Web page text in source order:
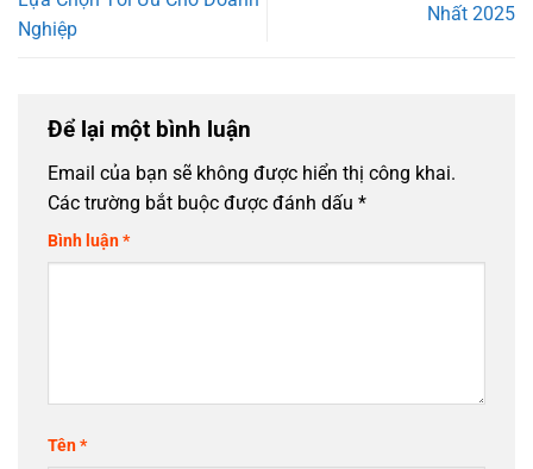
Nghiệp
Nhất 2025
Để lại một bình luận
Email của bạn sẽ không được hiển thị công khai.
Các trường bắt buộc được đánh dấu *
Bình luận*
Tên*